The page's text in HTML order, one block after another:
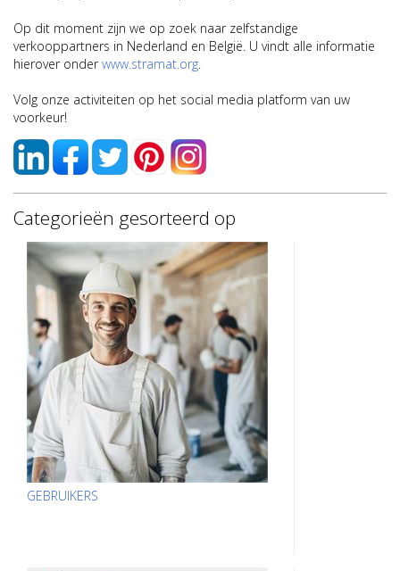
Op dit moment zijn we op zoek naar zelfstandige
verkooppartners in Nederland en België. U vindt alle informatie
hierover onderwww.stramat.org.
Volg onze activiteiten op het social media platform van uw
voorkeur!
Categorieën gesorteerd op
GEBRUIKERS